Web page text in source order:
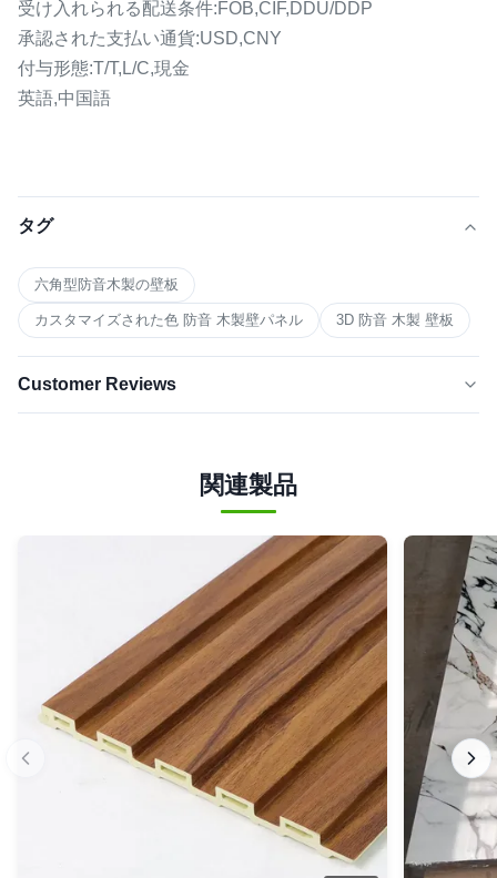
受け入れられる配送条件:FOB,CIF,DDU/DDP
承認された支払い通貨:USD,CNY
付与形態:T/T,L/C,現金
英語,中国語
タグ
六角型防音木製の壁板
カスタマイズされた色 防音 木製壁パネル 3D 防音 木製 壁板
Customer Reviews
100%
0
0
0
0
Jean Dubois
UruguaySep 7.2025
★★★★★
★★★★★
Ordered 500 panels for commercial projects! Superior
sound dampening, easy for contractors to install. Fast lead
times, responsive support.
★★★★★
★★★★★
関連製品